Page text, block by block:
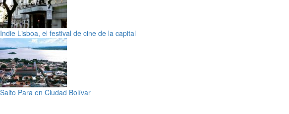
Indie Lisboa, el festival de cine de la capital
Salto Para en Ciudad Bolívar